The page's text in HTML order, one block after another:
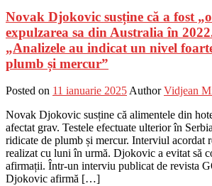
Novak Djokovic susține că a fost
expulzarea sa din Australia în
„Analizele au indicat un nivel
plumb și mercur”
Posted on 11 ianuarie 2025 Author Vidjean
Novak Djokovic susține că alimentele din
afectat grav. Testele efectuate ulterior în
ridicate de plumb și mercur. Interviul acordat
realizat cu luni în urmă. Djokovic a evitat să
afirmații. Într-un interviu publicat de revista
Djokovic afirmă […]